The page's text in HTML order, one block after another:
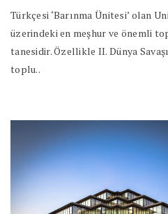
Türkçesi ‘Barınma Ünitesi’ olan
üzerindeki en meşhur ve önemli
tanesidir. Özellikle II. Dünya
toplu..